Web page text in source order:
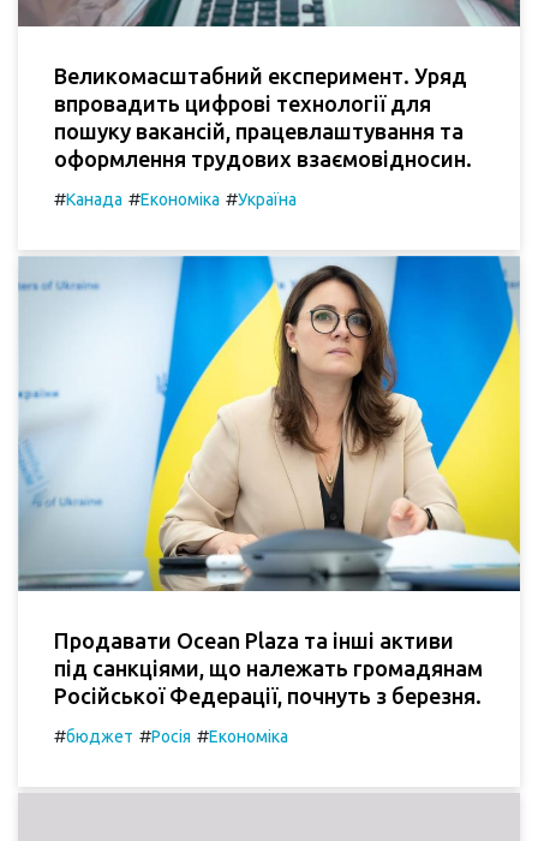
Великомасштабний експеримент. Уряд
впровадить цифрові технології для
пошуку вакансій, працевлаштування та
оформлення трудових взаємовідносин.
#Канада #Економіка #Україна
Продавати Ocean Plaza та інші активи
під санкціями, що належать громадянам
Російської Федерації, почнуть з березня.
#бюджет #Росія #Економіка